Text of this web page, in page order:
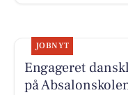
JOBNYT
Engageret
på